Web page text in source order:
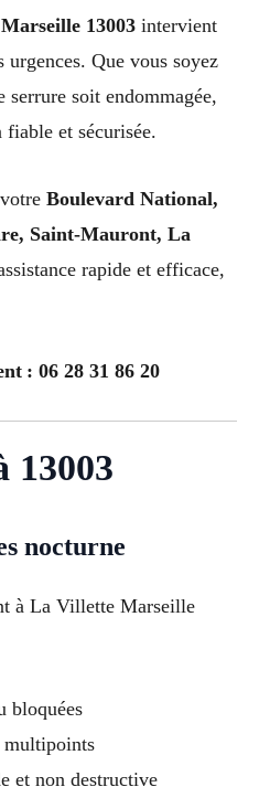
13003 intervient
Que vous soyez
soit endommagée,
fiable et sécurisée.
Boulevard National,
Saint-Mauront, La
rapide et efficace,
: 06 28 31 86 20
13003
nocturne
à La Villette Marseille
bloquées
multipoints
et non destructive